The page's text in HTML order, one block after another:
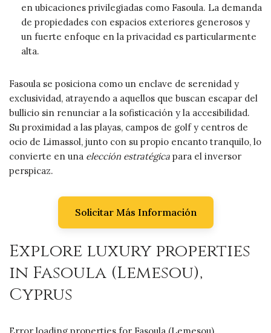
en ubicaciones privilegiadas como Fasoula. La demanda
de propiedades con espacios exteriores generosos y
un fuerte enfoque en la privacidad es particularmente
alta.
Fasoula se posiciona como un enclave de serenidad y
exclusividad, atrayendo a aquellos que buscan escapar del
bullicio sin renunciar a la sofisticación y la accesibilidad.
Su proximidad a las playas, campos de golf y centros de
ocio de Limassol, junto con su propio encanto tranquilo, lo
convierte en una elección estratégica para el inversor
perspicaz.
Solicitar Más Información
Explore luxury properties
in Fasoula (Lemesou),
Cyprus